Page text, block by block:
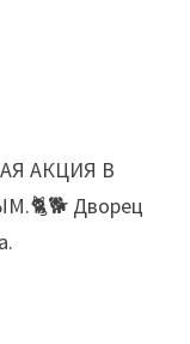
АКЦИЯ В
Дворец